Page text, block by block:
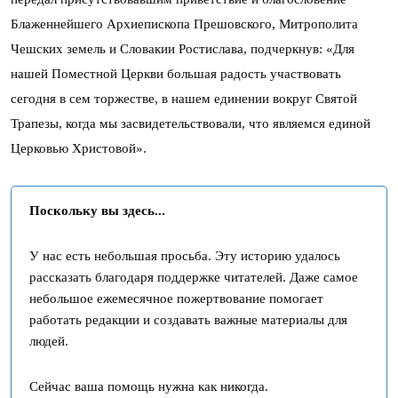
Блаженнейшего Архиепископа Прешовского, Митрополита
Чешских земель и Словакии Ростислава, подчеркнув: «Для
нашей Поместной Церкви большая радость участвовать
сегодня в сем торжестве, в нашем единении вокруг Святой
Трапезы, когда мы засвидетельствовали, что являемся единой
Церковью Христовой».
Поскольку вы здесь...
У нас есть небольшая просьба. Эту историю удалось
рассказать благодаря поддержке читателей. Даже самое
небольшое ежемесячное пожертвование помогает
работать редакции и создавать важные материалы для
людей.
Сейчас ваша помощь нужна как никогда.